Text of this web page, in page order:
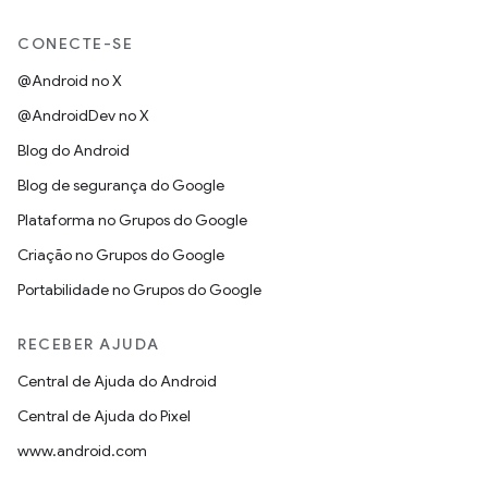
CONECTE-SE
@Android no X
@AndroidDev no X
Blog do Android
Blog de segurança do Google
Plataforma no Grupos do Google
Criação no Grupos do Google
Portabilidade no Grupos do Google
RECEBER AJUDA
Central de Ajuda do Android
Central de Ajuda do Pixel
www.android.com